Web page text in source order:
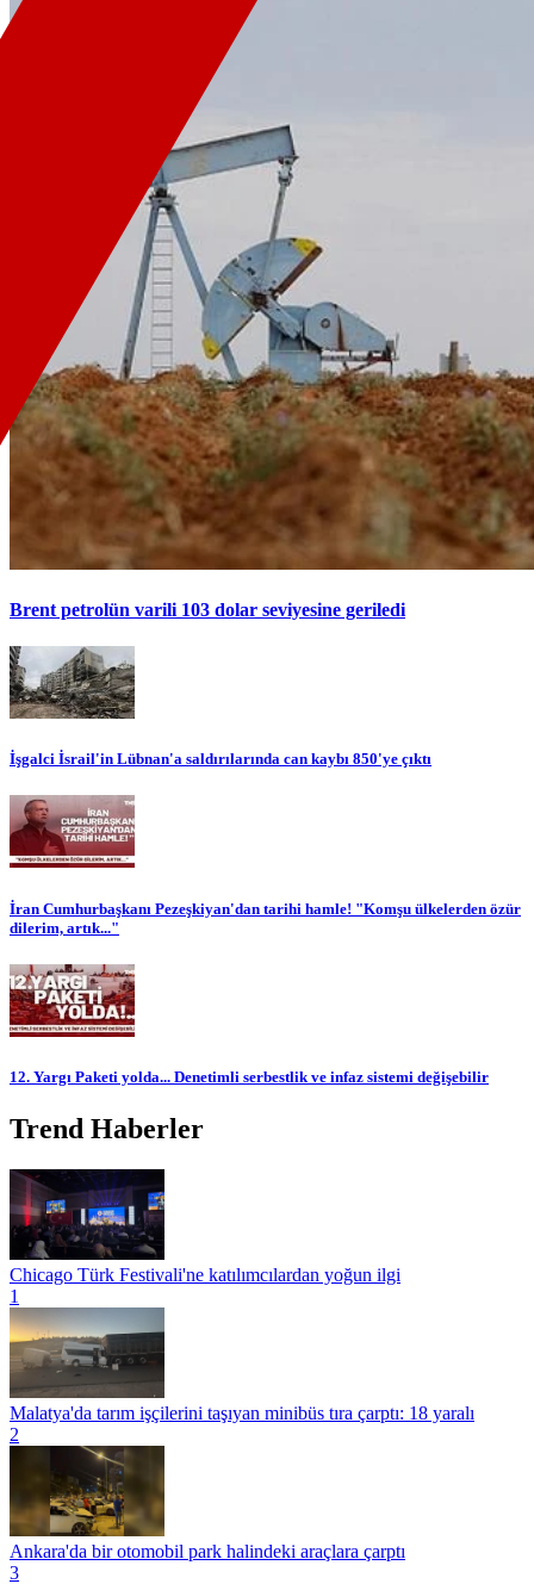
Brent petrolün varili 103 dolar seviyesine geriledi
İşgalci İsrail'in Lübnan'a saldırılarında can kaybı 850'ye çıktı
İran Cumhurbaşkanı Pezeşkiyan'dan tarihi hamle! "Komşu ülkelerden özür
dilerim, artık..."
12. Yargı Paketi yolda... Denetimli serbestlik ve infaz sistemi değişebilir
Trend Haberler
Chicago Türk Festivali'ne katılımcılardan yoğun ilgi
1
Malatya'da tarım işçilerini taşıyan minibüs tıra çarptı: 18 yaralı
2
Ankara'da bir otomobil park halindeki araçlara çarptı
3